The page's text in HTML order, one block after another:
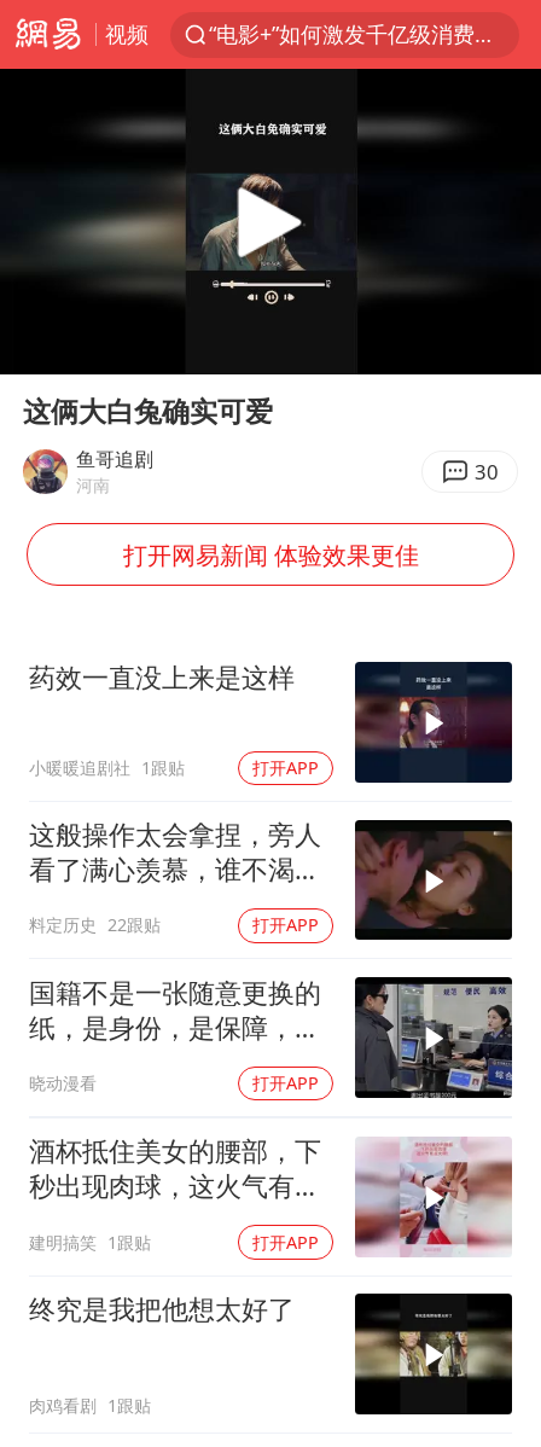
视频
“电影+”如何激发千亿级消费新活力？
四川宜宾高县4.9级地震致1死
秋天的第一杯奶茶到底有多火
国乒男单横滨冠军赛全军覆没
U17国足三连胜晋级明日之星半决赛
美股存储板块集体大跌
夯实基础开新局
Play
这俩大白兔确实可爱
鱼哥追剧
河南 30
打开网易新闻 体验效果更佳
药效一直没上来是这样
小暖暖追剧社 1跟贴 打开APP
这般操作太会拿捏，旁人
看了满心羡慕，谁不渴望
料定历史 22跟贴 打开APP
国籍不是一张随意更换的
纸，是身份，是保障，是
晓动漫看 打开APP
酒杯抵住美女的腰部，下
秒出现肉球，这火气有点
建明搞笑 1跟贴 打开APP
终究是我把他想太好了
肉鸡看剧 1跟贴